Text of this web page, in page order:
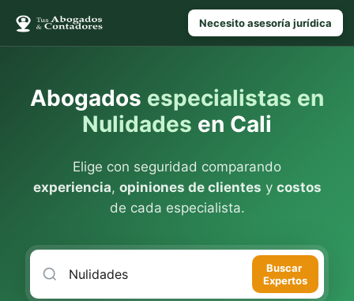
Necesito asesoría jurídica
Abogados especialistas en
Nulidades en Cali
Elige con seguridad comparando
experiencia, opiniones de clientes y costos
de cada especialista.
Buscar
Expertos